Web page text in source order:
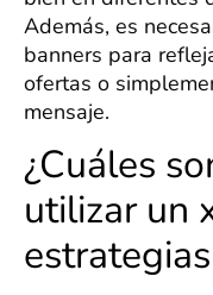
Además, es
banners para
ofertas o
mensaje.
¿Cuáles
utilizar un